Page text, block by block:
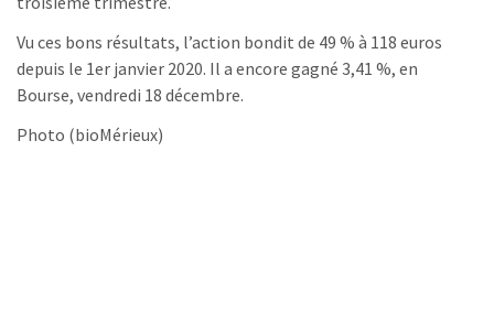
Vu ces bons résultats, l’action bondit de 49 % à 118 euros
depuis le 1er janvier 2020. Il a encore gagné 3,41 %, en
Bourse, vendredi 18 décembre.
Photo (bioMérieux)